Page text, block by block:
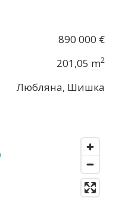
890 000 €
201,05 m2
Любляна, Шишка